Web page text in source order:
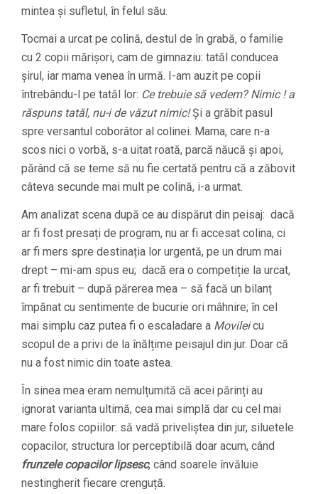
mintea și sufletul, în felul său.
Tocmai a urcat pe colină, destul de în grabă, o familie
cu 2 copii mărișori, cam de gimnaziu: tatăl conducea
șirul, iar mama venea în urmă. I-am auzit pe copii
întrebându-l pe tatăl lor: Ce trebuie să vedem? Nimic ! a
răspuns tatăl, nu-i de văzut nimic!Și a grăbit pasul
spre versantul coborâtor al colinei. Mama, care n-a
scos nici o vorbă, s-a uitat roată, parcă năucă și apoi,
părând că se teme să nu fie certată pentru că a zăbovit
câteva secunde mai mult pe colină, i-a urmat.
Am analizat scena după ce au dispărut din peisaj: dacă
ar fi fost presați de program, nu ar fi accesat colina, ci
ar fi mers spre destinația lor urgentă, pe un drum mai
drept – mi-am spus eu; dacă era o competiție la urcat,
ar fi trebuit – după părerea mea – să facă un bilanț
împănat cu sentimente de bucurie ori mâhnire; în cel
mai simplu caz putea fi o escaladare a Movileicu
scopul de a privi de la înălțime peisajul din jur. Doar că
nu a fost nimic din toate astea.
În sinea mea eram nemulțumită că acei părinți au
ignorat varianta ultimă, cea mai simplă dar cu cel mai
mare folos copiilor: să vadă priveliștea din jur, siluetele
copacilor, structura lor perceptibilă doar acum, când
frunzele copacilor lipsesc, când soarele învăluie
nestingherit fiecare crenguță.